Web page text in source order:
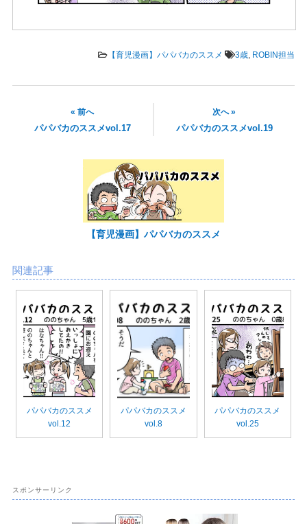
【育児漫画】パパバカのススメ 3歳, ROBIN担当
« 前へ
パパバカのススメvol.17
次へ »
パパバカのススメvol.19
【育児漫画】パパバカのススメ
関連記事
パパバカのススメ
vol.12
パパバカのススメ
vol.8
パパバカのススメ
vol.25
スポンサーリンク